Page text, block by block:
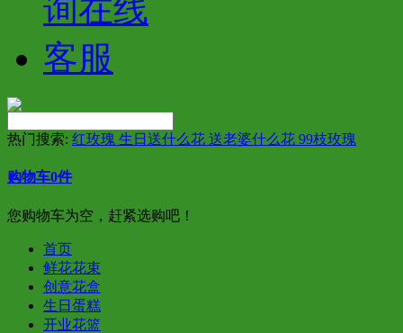
热门搜索: 红玫瑰 生日送什么花 送老婆什么花 99枝玫瑰
购物车0件
您购物车为空，赶紧选购吧！
首页
鲜花花束
创意花盒
生日蛋糕
开业花篮